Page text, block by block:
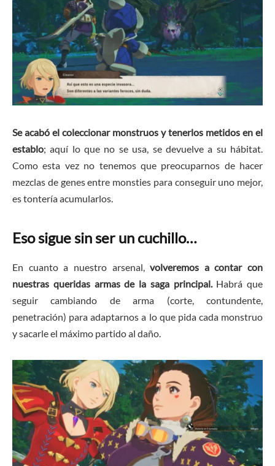
Se acabó el coleccionar monstruos y tenerlos metidos en el
establo; aquí lo que no se usa, se devuelve a su hábitat.
Como esta vez no tenemos que preocuparnos de hacer
mezclas de genes entre monsties para conseguir uno mejor,
es tontería acumularlos.
Eso sigue sin ser un cuchillo…
En cuanto a nuestro arsenal,volveremos a contar con
nuestras queridas armas de la saga principal.Habrá que
seguir cambiando de arma (corte, contundente,
penetración) para adaptarnos a lo que pida cada monstruo
y sacarle el máximo partido al daño.